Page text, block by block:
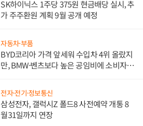
SK하이닉스 1주당 375원 현금배당 실시, 추
가 주주환원 계획 9월 공개 예정
자동차·부품
BYD코리아 가격 앞세워 수입차 4위 올랐지
만, BMW·벤츠보다 높은 공임비에 소비자
전자·전기·정보통신
삼성전자, 갤럭시Z 폴드8 사전예약 개통 8
월31일까지 연장